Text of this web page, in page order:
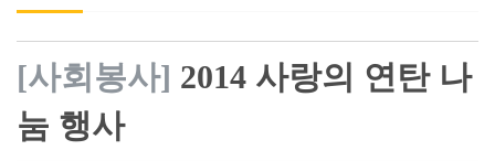
[사회봉사] 2014 사랑의 연탄 나
눔 행사